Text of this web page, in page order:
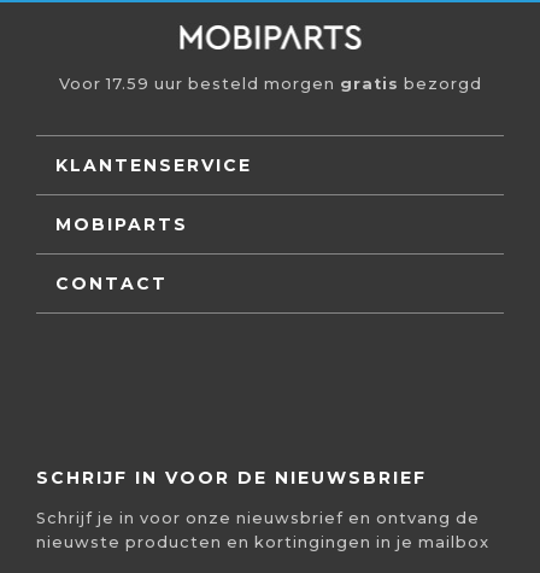
Voor 17.59 uur besteld morgen gratis bezorgd
KLANTENSERVICE
MOBIPARTS
CONTACT
SCHRIJF IN VOOR DE NIEUWSBRIEF
Schrijf je in voor onze nieuwsbrief en ontvang de
nieuwste producten en kortingingen in je mailbox